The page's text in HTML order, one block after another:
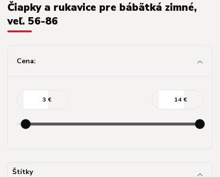
Čiapky a rukavice pre bábätká zimné,
veľ. 56-86
Cena:
€ €
Štítky